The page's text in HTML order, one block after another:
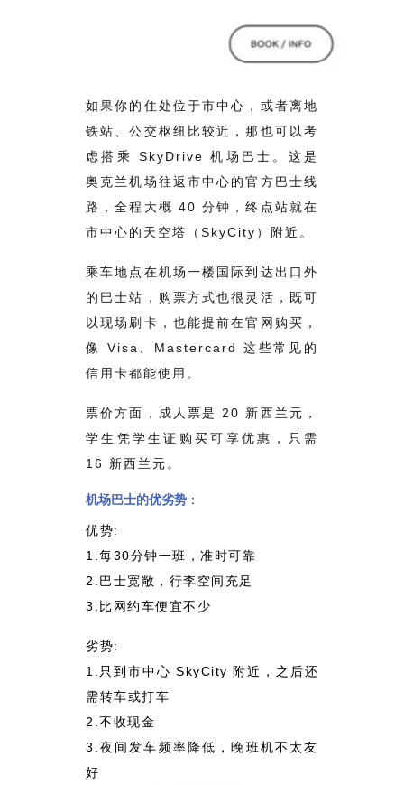
如果你的住处位于市中心，或者离地
铁站、公交枢纽比较近，那也可以考
虑搭乘 SkyDrive 机场巴士。这是
奥克兰机场往返市中心的官方巴士线
路，全程大概 40 分钟，终点站就在
市中心的天空塔（SkyCity）附近。
乘车地点在机场一楼国际到达出口外
的巴士站，购票方式也很灵活，既可
以现场刷卡，也能提前在官网购买，
像 Visa、Mastercard 这些常见的
信用卡都能使用。
票价方面，成人票是 20 新西兰元，
学生凭学生证购买可享优惠，只需
16 新西兰元。
机场巴士的优劣势 ：
优势:
1.每30分钟一班，准时可靠
2.巴士宽敞，行李空间充足
3.比网约车便宜不少
劣势:
1.只到市中心 SkyCity 附近，之后还
需转车或打车
2.不收现金
3.夜间发车频率降低，晚班机不太友
好